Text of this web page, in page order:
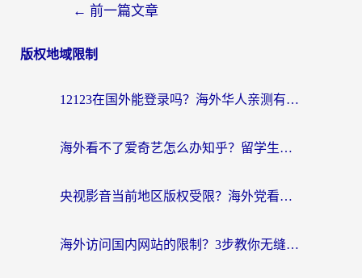
← 前一篇文章
版权地域限制
12123在国外能登录吗？海外华人亲测有效的回国加速器选择指南
海外看不了爱奇艺怎么办知乎？留学生亲测有效的回国加速方案
央视影音当前地区版权受限？海外党看国内剧、追电视台的终极解决方案
海外访问国内网站的限制？3步教你无缝解锁国内资源（附实测最优工具）